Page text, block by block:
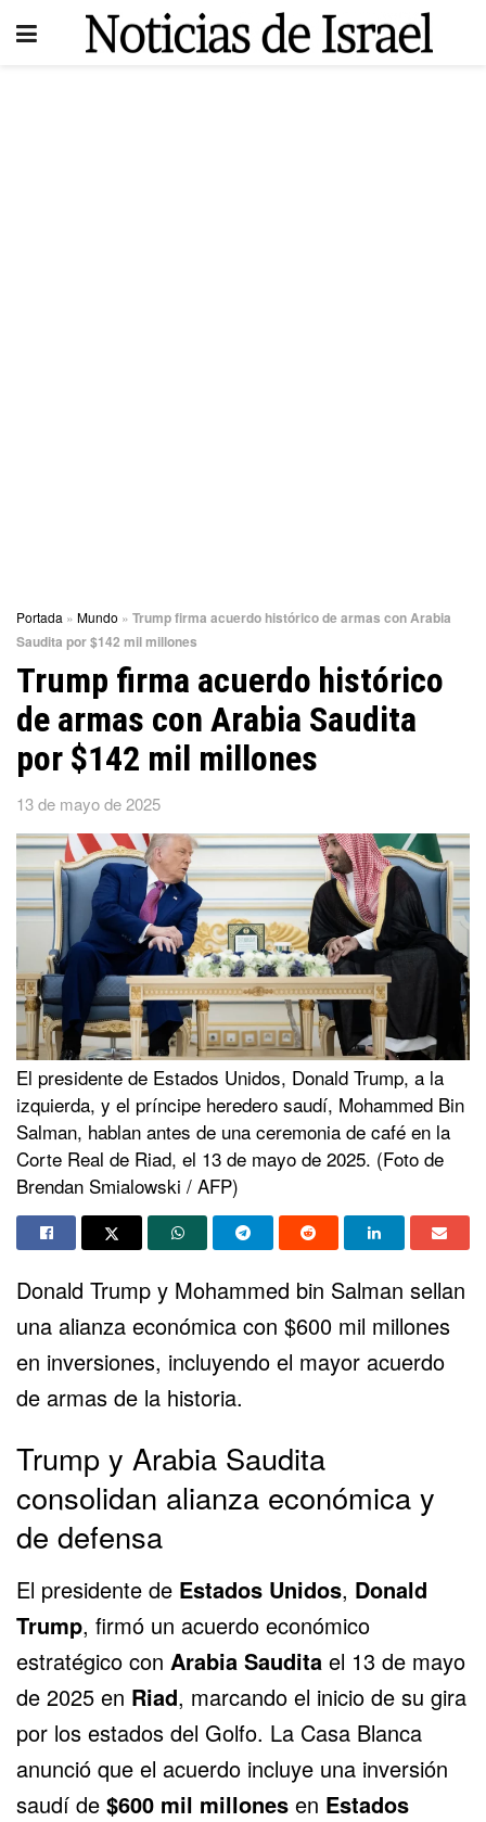
Portada » Mundo » Trump firma acuerdo histórico de armas con Arabia
Saudita por $142 mil millones
Trump firma acuerdo histórico
de armas con Arabia Saudita
por $142 mil millones
13 de mayo de 2025
El presidente de Estados Unidos, Donald Trump, a la
izquierda, y el príncipe heredero saudí, Mohammed Bin
Salman, hablan antes de una ceremonia de café en la
Corte Real de Riad, el 13 de mayo de 2025. (Foto de
Brendan Smialowski / AFP)
Donald Trump y Mohammed bin Salman sellan
una alianza económica con $600 mil millones
en inversiones, incluyendo el mayor acuerdo
de armas de la historia.
Trump y Arabia Saudita
consolidan alianza económica y
de defensa
El presidente de Estados Unidos, Donald
Trump, firmó un acuerdo económico
estratégico con Arabia Saudita el 13 de mayo
de 2025 en Riad, marcando el inicio de su gira
por los estados del Golfo. La Casa Blanca
anunció que el acuerdo incluye una inversión
saudí de $600 mil millones en Estados